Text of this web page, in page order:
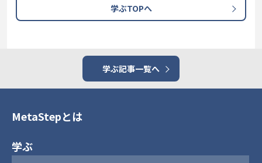
学ぶTOPへ
学ぶ記事一覧へ
MetaStepとは
学ぶ